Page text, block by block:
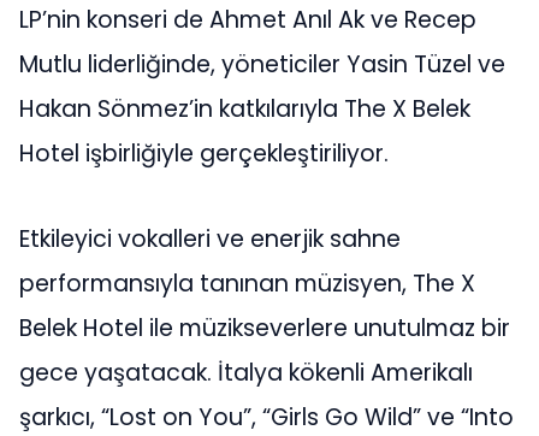
LP’nin konseri de Ahmet Anıl Ak ve Recep
Mutlu liderliğinde, yöneticiler Yasin Tüzel ve
Hakan Sönmez’in katkılarıyla The X Belek
Hotel işbirliğiyle gerçekleştiriliyor.
Etkileyici vokalleri ve enerjik sahne
performansıyla tanınan müzisyen, The X
Belek Hotel ile müzikseverlere unutulmaz bir
gece yaşatacak. İtalya kökenli Amerikalı
şarkıcı, “Lost on You”, “Girls Go Wild” ve “Into